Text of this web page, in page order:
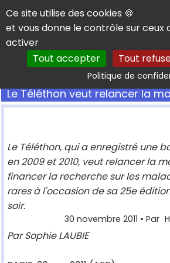
Panneau de gestion des cookies
Ce site utilise des cookies 🍪
et vous donne le contrôle sur ceux
activer
Tout accepter
Tout
Politique de
Le Téléthon veut relancer la
Le Téléthon, qui a enregistré une
en 2009 et 2010, veut relancer la
financer la recherche sur les
rares à l'occasion de sa 25e
soir.
30 novembre 2011 • Par
Par Sophie LAUBIE